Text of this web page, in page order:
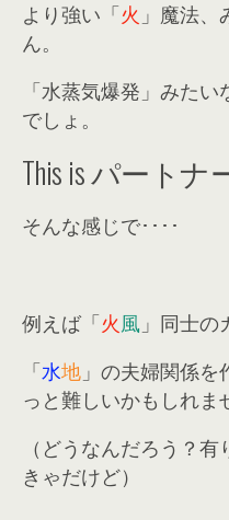
より強い「火 」魔法
ん。
「水蒸気爆発」みた
でしょ。
This isパートナ
そんな感じで････
例えば「火風 」同士の
「水地 」の夫婦関係を
っと難しいかもしれま
（どうなんだろう？
きゃだけど）